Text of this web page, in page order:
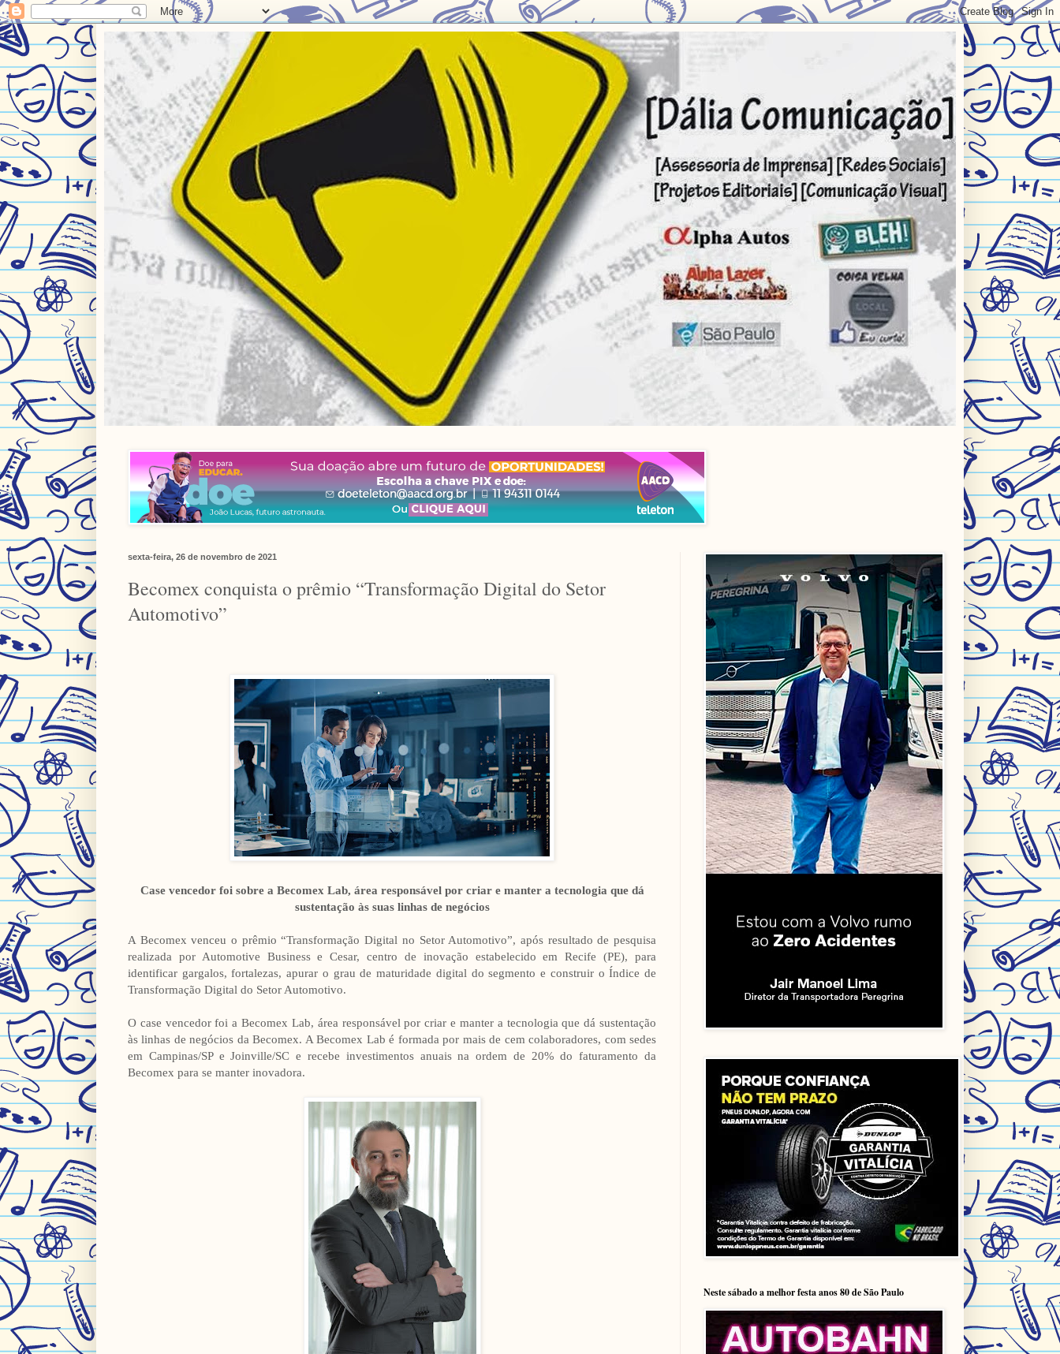
sexta-feira, 26 de novembro de 2021
Becomex conquista o prêmio “Transformação Digital do Setor
Automotivo”
Case vencedor foi sobre a Becomex Lab, área responsável por criar e manter a tecnologia que dá
sustentação às suas linhas de negócios
A Becomex venceu o prêmio “Transformação Digital no Setor Automotivo”, após resultado de pesquisa
realizada por Automotive Business e Cesar, centro de inovação estabelecido em Recife (PE), para
identificar gargalos, fortalezas, apurar o grau de maturidade digital do segmento e construir o Índice de
Transformação Digital do Setor Automotivo.
O case vencedor foi a Becomex Lab, área responsável por criar e manter a tecnologia que dá sustentação
às linhas de negócios da Becomex. A Becomex Lab é formada por mais de cem colaboradores, com sedes
em Campinas/SP e Joinville/SC e recebe investimentos anuais na ordem de 20% do faturamento da
Becomex para se manter inovadora.
Neste sábado a melhor festa anos 80 de São Paulo